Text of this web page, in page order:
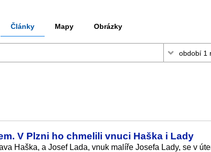
Články Mapy Obrázky
V Plzni ho chmelili vnuci Haška i Lady
Haška, a Josef Lada, vnuk malíře Josefa Lady, se v